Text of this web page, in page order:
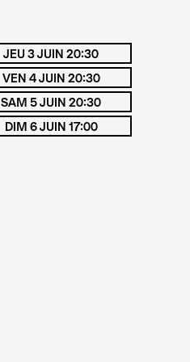
JEU 3 JUIN 20:30
VEN 4 JUIN 20:30
SAM 5 JUIN 20:30
DIM 6 JUIN 17:00